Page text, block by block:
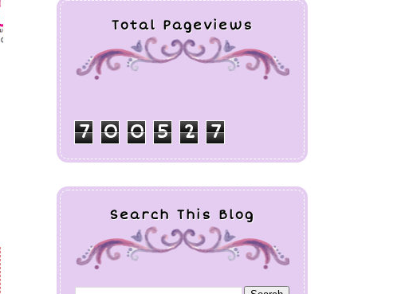
Total Pageviews
7 0 0 5 2 7
Search This Blog